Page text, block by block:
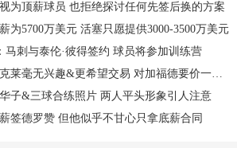
为顶薪球员 也拒绝探讨任何先签后换的方案
为5700万美元 活塞只愿提供3000-3500万美元
马刺与泰伦·彼得签约 球员将参加训练营
毫无兴趣&更希望交易 对加福德要价一首轮
子&三球合练照片 两人平头形象引人注意
签德罗赞 但他似乎不甘心只拿底薪合同